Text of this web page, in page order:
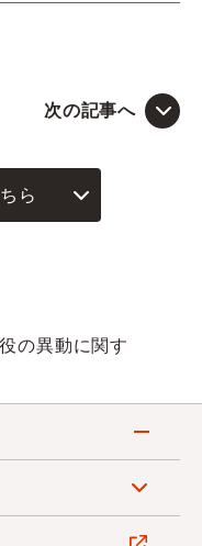
次の記事へ
ら
の異動に関す